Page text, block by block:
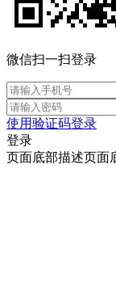
微信扫一扫登录
使用验证码登录
登录
页面底部描述页面